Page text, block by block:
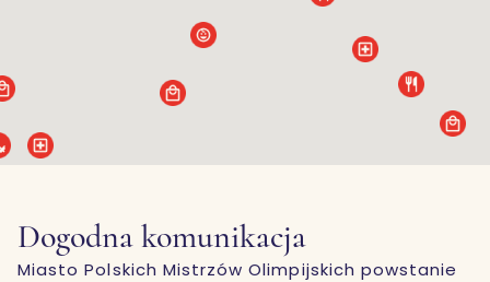
Dogodna komunikacja
Miasto Polskich Mistrzów Olimpijskich powstanie